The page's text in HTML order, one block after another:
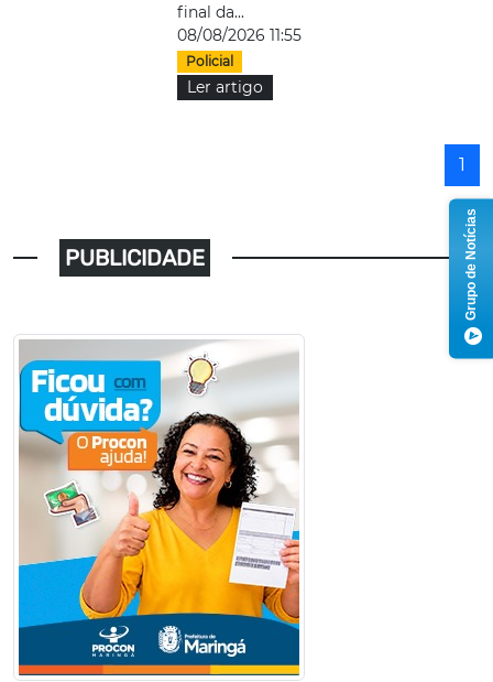
final da...
08/08/2026 11:55
Policial
Ler artigo
1
PUBLICIDADE Grupo de Notícias